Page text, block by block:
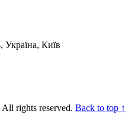
Україна, Київ
All rights reserved. Back to top ↑